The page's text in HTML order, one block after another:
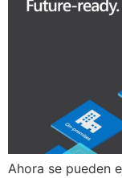
Ahora se pueden